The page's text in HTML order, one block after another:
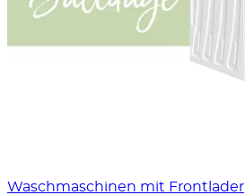
Waschmaschinen mit Frontlader